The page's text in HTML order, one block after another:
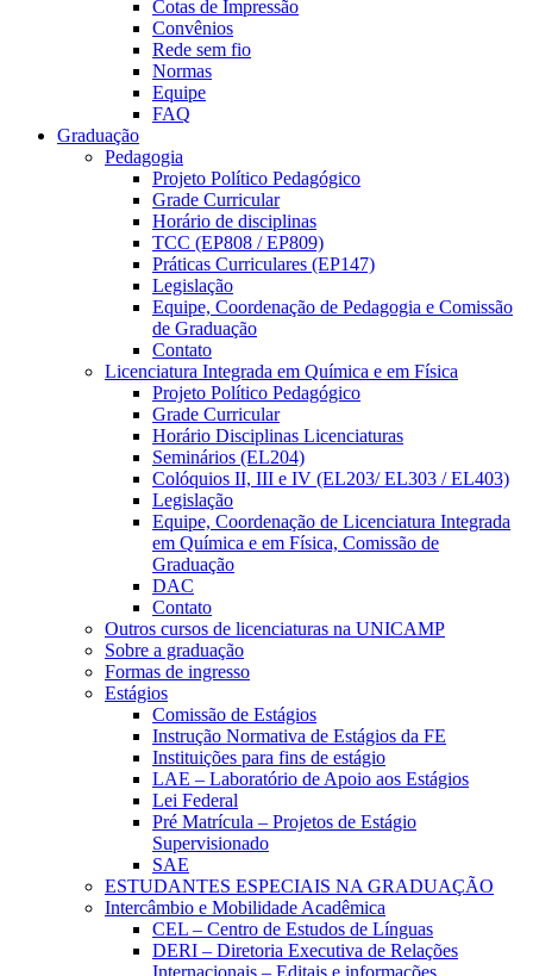
Cotas de Impressão
Convênios
Rede sem fio
Normas
Equipe
FAQ
Graduação
Pedagogia
Projeto Político Pedagógico
Grade Curricular
Horário de disciplinas
TCC (EP808 / EP809)
Práticas Curriculares (EP147)
Legislação
Equipe, Coordenação de Pedagogia e Comissão
de Graduação
Contato
Licenciatura Integrada em Química e em Física
Projeto Político Pedagógico
Grade Curricular
Horário Disciplinas Licenciaturas
Seminários (EL204)
Colóquios II, III e IV (EL203/ EL303 / EL403)
Legislação
Equipe, Coordenação de Licenciatura Integrada
em Química e em Física, Comissão de
Graduação
DAC
Contato
Outros cursos de licenciaturas na UNICAMP
Sobre a graduação
Formas de ingresso
Estágios
Comissão de Estágios
Instrução Normativa de Estágios da FE
Instituições para fins de estágio
LAE – Laboratório de Apoio aos Estágios
Lei Federal
Pré Matrícula – Projetos de Estágio
Supervisionado
SAE
ESTUDANTES ESPECIAIS NA GRADUAÇÃO
Intercâmbio e Mobilidade Acadêmica
CEL – Centro de Estudos de Línguas
DERI – Diretoria Executiva de Relações
Internacionais – Editais e informações